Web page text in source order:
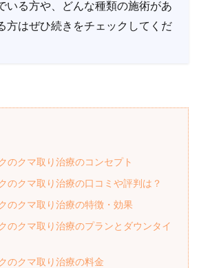
いる方や、どんな種類の施術があ
方はぜひ続きをチェックしてくだ
のクマ取り治療のコンセプト
のクマ取り治療の口コミや評判は？
のクマ取り治療の特徴・効果
のクマ取り治療のプランとダウンタイ
のクマ取り治療の料金